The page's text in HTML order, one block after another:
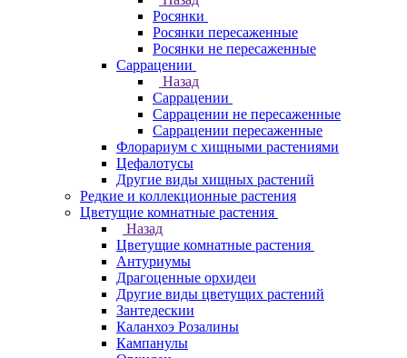
Росянки
Росянки пересаженные
Росянки не пересаженные
Саррацении
Назад
Саррацении
Саррацении не пересаженные
Саррацении пересаженные
Флорариум с хищными растениями
Цефалотусы
Другие виды хищных растений
Редкие и коллекционные растения
Цветущие комнатные растения
Назад
Цветущие комнатные растения
Антуриумы
Драгоценные орхидеи
Другие виды цветущих растений
Зантедескии
Каланхоэ Розалины
Кампанулы